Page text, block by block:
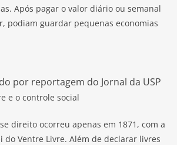
Após pagar o valor diário ou semanal
podiam guardar pequenas economias
por reportagem do Jornal da USP
e o controle social
direito ocorreu apenas em 1871, com a
do Ventre Livre. Além de declarar livres